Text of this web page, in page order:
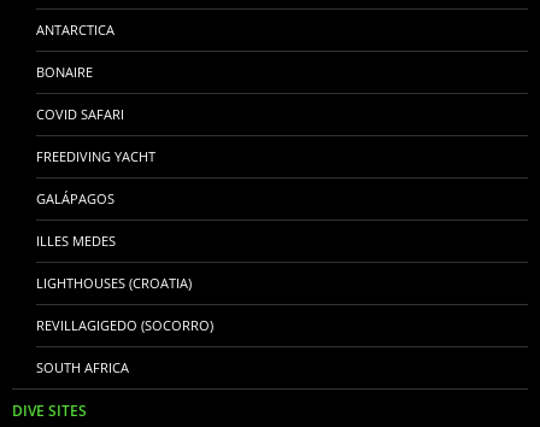
ANTARCTICA
BONAIRE
COVID SAFARI
FREEDIVING YACHT
GALÁPAGOS
ILLES MEDES
LIGHTHOUSES (CROATIA)
REVILLAGIGEDO (SOCORRO)
SOUTH AFRICA
DIVE SITES